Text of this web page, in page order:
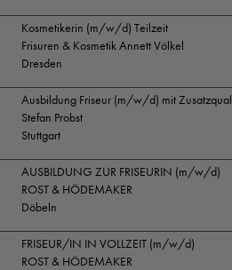
Kosmetikerin (m/w/d) Teilzeit
Frisuren & Kosmetik Annett Völkel
Dresden
Ausbildung Friseur (m/w/d) mit
Stefan Probst
Stuttgart
AUSBILDUNG ZUR FRISEURIN (m/w/d)
ROST & HÖDEMAKER
Döbeln
FRISEUR/IN IN VOLLZEIT (m/w/d)
ROST & HÖDEMAKER